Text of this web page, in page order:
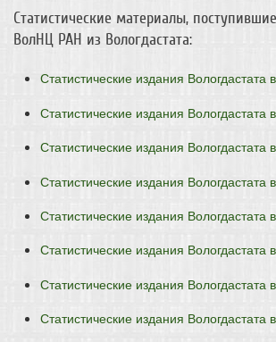
Статистические материалы,
ВолНЦ РАН из Вологдастата:
Статистические издания Вологдастата
Статистические издания Вологдастата
Статистические издания Вологдастата
Статистические издания Вологдастата
Статистические издания Вологдастата
Статистические издания Вологдастата
Статистические издания Вологдастата
Статистические издания Вологдастата